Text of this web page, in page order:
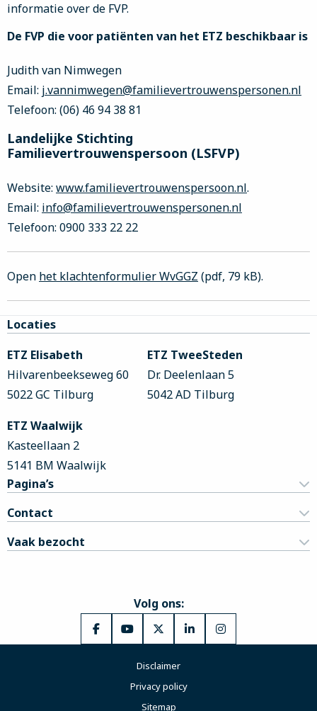
informatie over de FVP.
De FVP die voor patiënten van het ETZ beschikbaar is
Judith van Nimwegen
Email: j.vannimwegen@familievertrouwenspersonen.nl
Telefoon: (06) 46 94 38 81
Landelijke Stichting
Familievertrouwenspersoon (LSFVP)
Website: www.familievertrouwenspersoon.nl.
Email: info@familievertrouwenspersonen.nl
Telefoon: 0900 333 22 22
Open het klachtenformulier WvGGZ (pdf, 79 kB).
Site
footer
Locaties
ETZ Elisabeth
Hilvarenbeekseweg 60
5022 GC Tilburg
ETZ TweeSteden
Dr. Deelenlaan 5
5042 AD Tilburg
ETZ Waalwijk
Kasteellaan 2
5141 BM Waalwijk
Pagina’s
Contact
Vaak bezocht
Volg ons:
Ga
Facebook
Ga
YouTube
Ga
X
Ga
Ga
Disclaimer
Privacy policy
Sitemap